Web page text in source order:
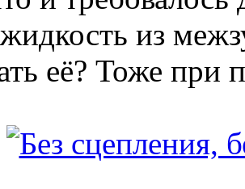
из
её? Тоже